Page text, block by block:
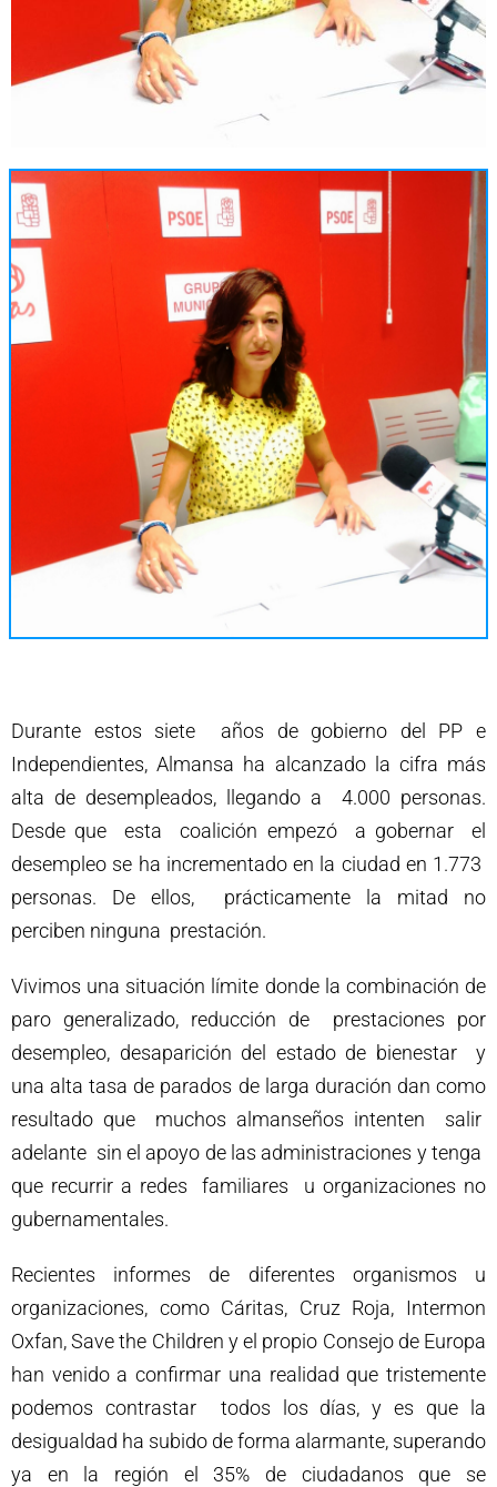
Durante estos siete años de gobierno del PP e
Independientes, Almansa ha alcanzado la cifra más
alta de desempleados, llegando a 4.000 personas.
Desde que esta coalición empezó a gobernar el
desempleo se ha incrementado en la ciudad en 1.773
personas. De ellos, prácticamente la mitad no
perciben ninguna prestación.
Vivimos una situación límite donde la combinación de
paro generalizado, reducción de prestaciones por
desempleo, desaparición del estado de bienestar y
una alta tasa de parados de larga duración dan como
resultado que muchos almanseños intenten salir
adelante sin el apoyo de las administraciones y tenga
que recurrir a redes familiares u organizaciones no
gubernamentales.
Recientes informes de diferentes organismos u
organizaciones, como Cáritas, Cruz Roja, Intermon
Oxfan, Save the Children y el propio Consejo de Europa
han venido a confirmar una realidad que tristemente
podemos contrastar todos los días, y es que la
desigualdad ha subido de forma alarmante, superando
ya en la región el 35% de ciudadanos que se